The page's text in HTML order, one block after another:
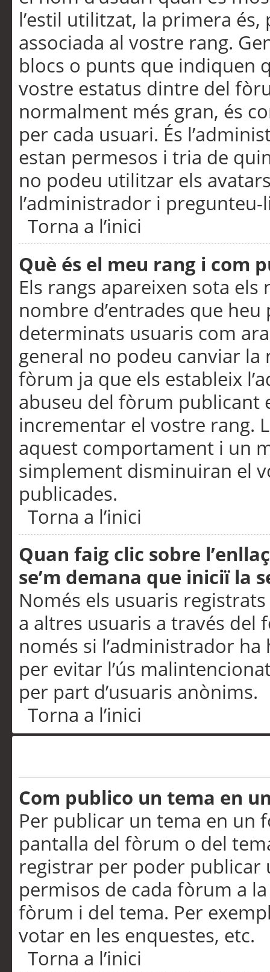
l’estil utilitzat, la primera
associada al vostre rang.
blocs o punts que indiquen
vostre estatus dintre del
normalment més gran, és
per cada usuari. És
estan permesos i tria de
no podeu utilitzar els
l’administrador i pregunteu-
Torna a l’inici
Què és el meu rang i com
Els rangs apareixen sota
nombre d’entrades que
determinats usuaris com
general no podeu canviar
fòrum ja que els estableix
abuseu del fòrum publicant
incrementar el vostre rang.
aquest comportament i un
simplement disminuiran el
publicades.
Torna a l’inici
Quan faig clic sobre
se’m demana que iniciï la
Només els usuaris
a altres usuaris a través
només si l’administrador
per evitar l’ús
per part d’usuaris anònims.
Torna a l’inici
Com publico un tema en
Per publicar un tema en un
pantalla del fòrum o del
registrar per poder publicar
permisos de cada fòrum a
fòrum i del tema. Per
votar en les enquestes, etc.
Torna a l’inici